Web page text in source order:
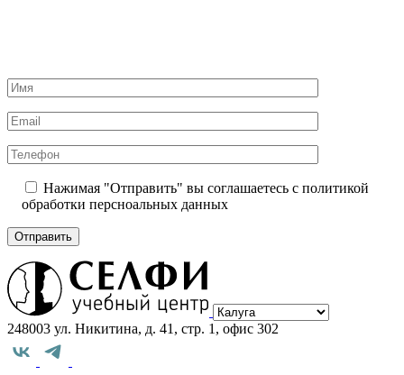
Нажимая "Отправить" вы соглашаетесь с политикой
обработки персноальных данных
248003 ул. Никитина, д. 41, стр. 1, офис 302